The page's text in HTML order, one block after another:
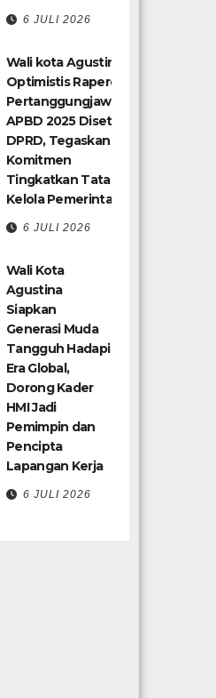
6 JULI 2026
Wali kota Agustina
Optimistis Raperda
Pertanggungjawaban
APBD 2025 Disetujui
DPRD, Tegaskan
Komitmen
Tingkatkan Tata
Kelola Pemerintahan
6 JULI 2026
Wali Kota
Agustina
Siapkan
Generasi Muda
Tangguh Hadapi
Era Global,
Dorong Kader
HMI Jadi
Pemimpin dan
Pencipta
Lapangan Kerja
6 JULI 2026